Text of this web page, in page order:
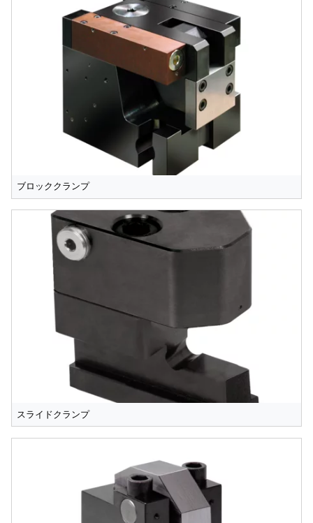
ブロッククランプ
スライドクランプ